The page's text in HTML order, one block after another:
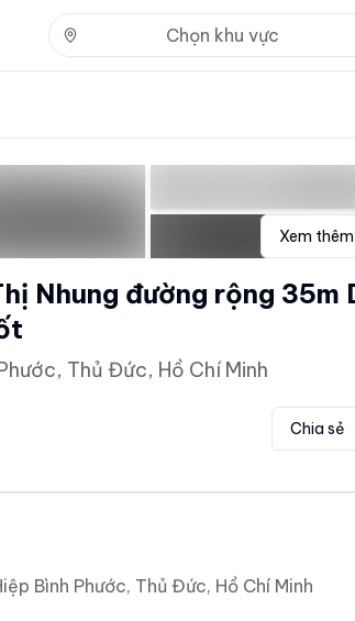
Chọn khu vực
Xem thêm
Nhung đường rộng 35m
Thủ Đức, Hồ Chí Minh
Chia sẻ
Bình Phước, Thủ Đức, Hồ Chí Minh